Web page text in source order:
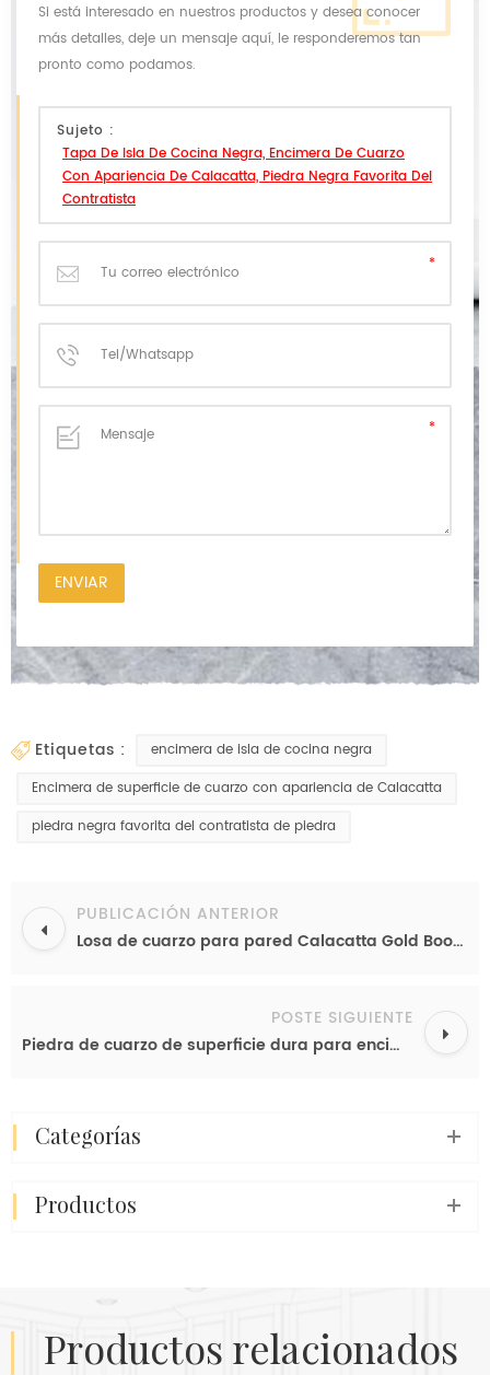
Si está interesado en nuestros productos y desea conocer
más detalles, deje un mensaje aquí, le responderemos tan
pronto como podamos.
Sujeto :
Tapa De Isla De Cocina Negra, Encimera De Cuarzo
Con Apariencia De Calacatta, Piedra Negra Favorita Del
Contratista
etiquetas :
encimera de isla de cocina negra
Encimera de superficie de cuarzo con apariencia de Calacatta
piedra negra favorita del contratista de piedra
PUBLICACIÓN ANTERIOR
Losa de cuarzo para pared Calacatta Gold Book Match Efecto simétrico Decoración de pared Panel de piedra
POSTE SIGUIENTE
Piedra de cuarzo de superficie dura para encimera de cocina, losa de piedra de remodelación de cocina de 1,2 cm a 3cm de espesor
categorías
productos
productos relacionados